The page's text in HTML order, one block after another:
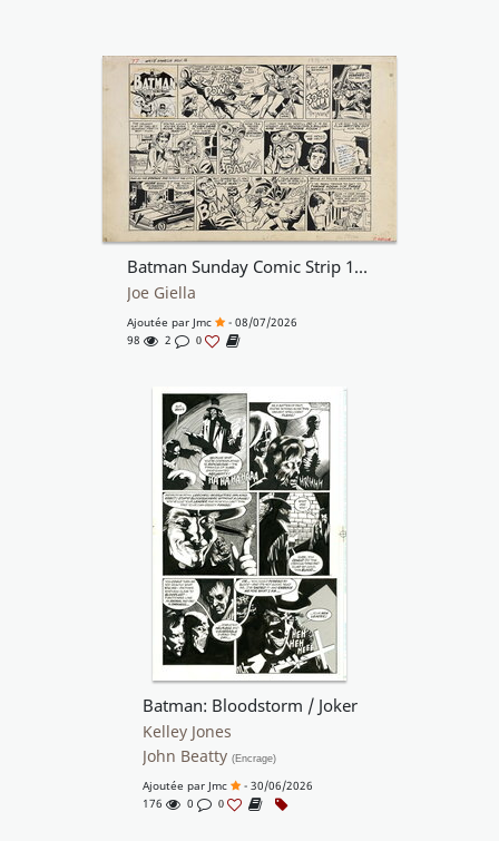
Batman Sunday Comic Strip 12/11/67
Joe Giella
Ajoutée par Jmc
- 08/07/2026
98
2 0
Batman: Bloodstorm / Joker
Kelley Jones
John Beatty (Encrage)
Ajoutée par Jmc
- 30/06/2026
176
0 0